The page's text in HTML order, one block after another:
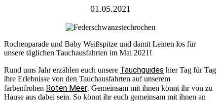
01.05.2021
Rochenparade und Baby Weißspitze und damit Leinen los für
unsere täglichen Tauchausfahrten im Mai 2021!
Rund ums Jahr erzählen euch unsere Tauchguides hier Tag für Tag
ihre Erlebnisse von den Tauchausfahrten auf unserem
farbenfrohen Roten Meer. Gemeinsam mit ihnen könnt ihr von zu
Hause aus dabei sein. So könnt ihr euch gemeinsam mit ihnen an